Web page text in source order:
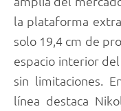
la plataforma
solo 19,4 cm de
espacio interior
sin limitaciones.
línea destaca